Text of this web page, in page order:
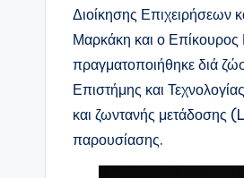
Διοίκησης
Μαρκάκη και ο
πραγματοποιήθηκε διά
Επιστήμης και
και ζωντανής
παρουσίασης.